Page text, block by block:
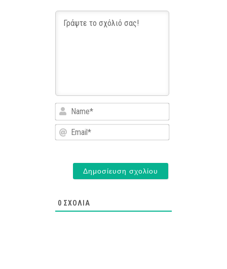
Name*
Email*
0 ΣΧΌΛΙΑ